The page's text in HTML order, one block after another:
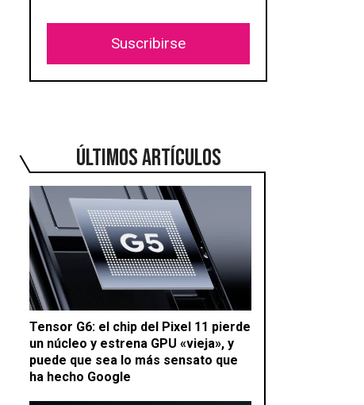
Suscribirse
ÚLTIMOS ARTÍCULOS
Tensor G6: el chip del Pixel 11 pierde
un núcleo y estrena GPU «vieja», y
puede que sea lo más sensato que
ha hecho Google